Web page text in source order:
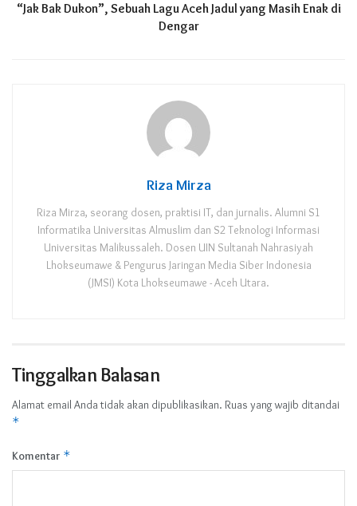
“Jak Bak Dukon”, Sebuah Lagu Aceh Jadul yang Masih Enak di
Dengar
Riza Mirza
Riza Mirza, seorang dosen, praktisi IT, dan jurnalis. Alumni S1
Informatika Universitas Almuslim dan S2 Teknologi Informasi
Universitas Malikussaleh. Dosen UIN Sultanah Nahrasiyah
Lhokseumawe & Pengurus Jaringan Media Siber Indonesia
(JMSI) Kota Lhokseumawe - Aceh Utara.
Tinggalkan Balasan
Alamat email Anda tidak akan dipublikasikan. Ruas yang wajib ditandai
*
Komentar *